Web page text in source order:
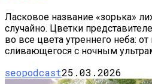
Ласковое название «зорька»
случайно. Цветки
во все цвета утреннего неба: от
сливающегося с ночным
seopodcast25.03.2026